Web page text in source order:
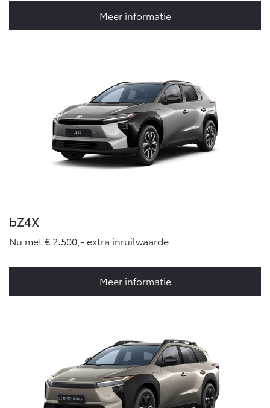
Meer informatie
bZ4X
Nu met € 2.500,- extra inruilwaarde
Meer informatie